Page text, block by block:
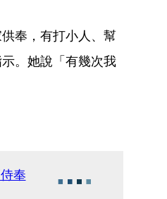
奉，有打小人、幫
。她說「有幾次我
奉